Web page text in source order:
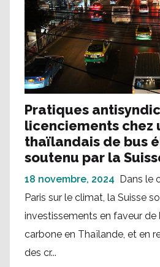
Pratiques
licenciements chez
thaïlandais de bus
soutenu par la
18 novembre, 2024 Dans le
Paris sur le climat, la Suisse
investissements en faveur de
carbone en Thaïlande, et en
des cr...